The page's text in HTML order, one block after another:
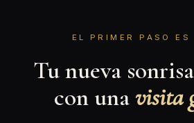
EL PRIMER PASO ES
Tu nueva
con unavisita